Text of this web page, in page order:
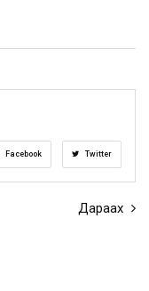
Facebook Twitter
Дараах